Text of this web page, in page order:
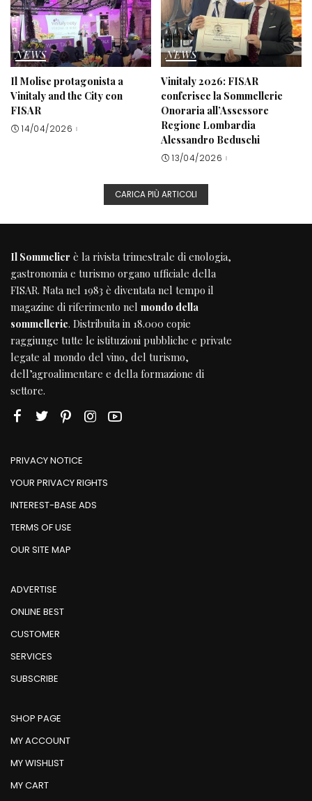
NEWS
Il Molise protagonista a
Vinitaly and the City con
FISAR
14/04/2026
NEWS
Vinitaly 2026: FISAR
conferisce la Sommellerie
Onoraria all’Assessore
Regione Lombardia
Alessandro Beduschi
13/04/2026
CARICA PIÙ ARTICOLI
Il Sommelier è la rivista trimestrale di enologia,
gastronomia e turismo organo ufficiale della
FISAR. Nata nel 1983 è diventata nel tempo il
magazine di riferimento nel mondo della
sommellerie. Distribuita in 18.000 copie
raggiunge tutte le istituzioni pubbliche e private
legate al mondo del vino, del turismo,
dell’agroalimentare e della formazione di
settore.
PRIVACY NOTICE
YOUR PRIVACY RIGHTS
INTEREST-BASE ADS
TERMS OF USE
OUR SITE MAP
ADVERTISE
ONLINE BEST
CUSTOMER
SERVICES
SUBSCRIBE
SHOP PAGE
MY ACCOUNT
MY WISHLIST
MY CART